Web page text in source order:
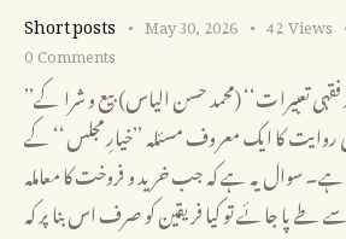
Short posts May 30, 2026 42Views
0Comments
’’خیارِ مجلس: حدیث اور فقہی تعبیرات‘‘ (محمد حسن الیاس) بیع و شرا کے
روایت کا ایک معروف مسئلہ ’’خیارِ مجلس‘‘ کے
سوال یہ ہے کہ جب خرید و فروخت کا معاملہ